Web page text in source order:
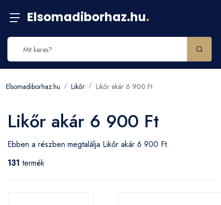
Elsomadiborhaz.hu.
Elsomadiborhaz.hu Likőr Likőr akár 6 900 Ft
Likőr akár 6 900 Ft
Ebben a részben megtalálja Likőr akár 6 900 Ft.
131 termék